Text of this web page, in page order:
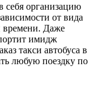
себя организацию
от вида
времени. Даже
имидж
такси автобуса в
любую поездку по